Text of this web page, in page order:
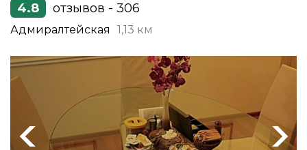
4.8 отзывов - 306
Адмиралтейская 1,13 км
Previous Next